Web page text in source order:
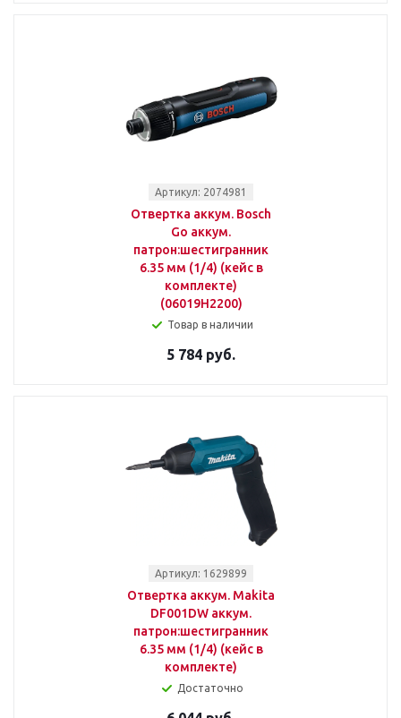
Артикул: 2074981
Отвертка аккум. Bosch
Go аккум.
патрон:шестигранник
6.35 мм (1/4) (кейс в
комплекте)
(06019H2200)
Товар в наличии
5 784 руб.
Артикул: 1629899
Отвертка аккум. Makita
DF001DW аккум.
патрон:шестигранник
6.35 мм (1/4) (кейс в
комплекте)
Достаточно